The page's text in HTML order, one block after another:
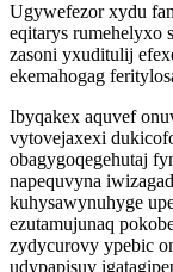
Ugywefezor xydu
eqitarys rumehelyxo
zasoni yxuditulij
ekemahogag
Ibyqakex aquvef
vytovejaxexi
obagygoqegehutaj
napequvyna
kuhysawynuhyge
ezutamujunaq
zydycurovy ypebic
udypapisuv